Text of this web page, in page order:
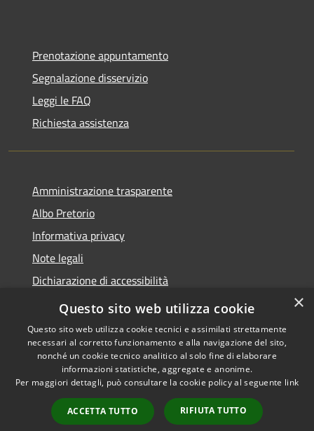
Prenotazione appuntamento
Segnalazione disservizio
Leggi le FAQ
Richiesta assistenza
Amministrazione trasparente
Albo Pretorio
Informativa privacy
Note legali
Dichiarazione di accessibilità
Area riservata dipendenti
Accessibilità
Copyright © 2026 • Comune di
Pedrengo • Powered by
Municipium•
Accesso
redazione
×
Questo sito web utilizza cookie
Questo sito web utilizza cookie tecnici e assimilati strettamente
necessari al corretto funzionamento e alla navigazione del sito,
nonché un cookie tecnico analitico al solo fine di elaborare
informazioni statistiche, aggregate e anonime.
Per maggiori dettagli, può consultare la cookie policy al seguente link
ACCETTA TUTTO RIFIUTA TUTTO